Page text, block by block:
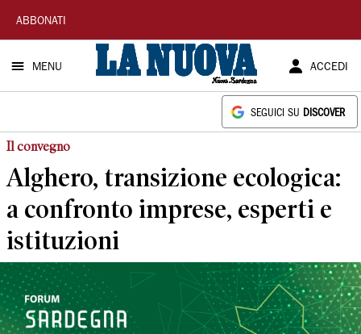
La
Nuova
Sardegna
ABBONATI
MENU ACCEDI
SEGUICI SU DISCOVER
Il convegno
Alghero, transizione ecologica:
a confronto imprese, esperti e
istituzioni